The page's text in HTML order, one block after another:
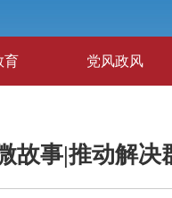
育 党风政风
故事|推动解决